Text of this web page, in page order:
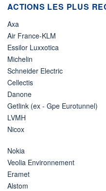
ACTIONS LES PLUS
Axa
Air France-KLM
Essilor Luxxotica
Michelin
Schneider Electric
Cellectis
Danone
Getlink (ex - Gpe Eurotunnel)
LVMH
Nicox
Nokia
Veolia Environnement
Eramet
Alstom